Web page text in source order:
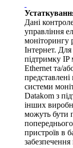
Дані
управління
моніторингу
Інтернет.
підтримку IP
Ethernet та/
системи
Datakom з
інших
можуть бути
пристроїв в